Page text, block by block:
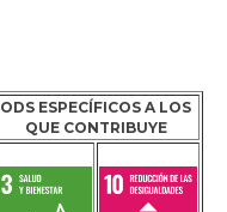
ODS ESPECÍFICOS A LOS
QUE CONTRIBUYE